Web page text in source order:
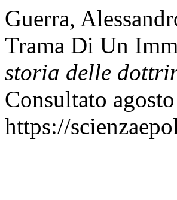
Guerra,
Trama Di Un
storia delle
Consultato
https://